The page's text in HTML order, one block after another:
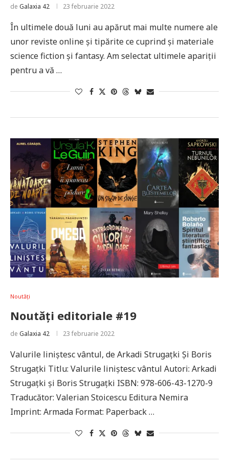
de Galaxia 42 23 februarie 2022
În ultimele două luni au apărut mai multe numere ale
unor reviste online și tipărite ce cuprind și materiale
science fiction și fantasy. Am selectat ultimele apariții
pentru a vă …
Noutăți
Noutăți editoriale #19
de Galaxia 42 23 februarie 2022
Valurile liniștesc vântul, de Arkadi Strugațki Și Boris
Strugațki Titlu: Valurile liniștesc vântul Autori: Arkadi
Strugațki și Boris Strugațki ISBN: 978-606-43-1270-9
Traducător: Valerian Stoicescu Editura Nemira
Imprint: Armada Format: Paperback …